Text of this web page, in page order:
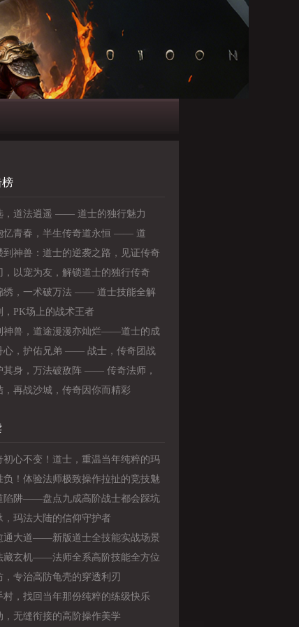
榜
，道法逍遥 —— 道士的独行魅力
忆青春，半生传奇道永恒 —— 道
家心中不变的情怀
到神兽：道士的逆袭之路，见证传奇
，以宠为友，解锁道士的独行传奇
绣，一术破万法 —— 道士技能全解
，PK场上的战术王者
神兽，道途漫漫亦灿烂——道士的成
情怀的传奇之路
心，护佑兄弟 —— 战士，传奇团战
神针》
其身，万法破敌阵 —— 传奇法师，
战场王者》
，再战沙城，传奇因你而精彩
初心不变！道士，重温当年纯粹的玛
负！体验法师极致操作拉扯的竞技魅
陷阱——盘点九成高阶战士都会踩坑
作陋习
，玛法大陆的信仰守护者
通大道——新版道士全技能实战场景
藏玄机——法师全系高阶技能全方位
，专治高防龟壳的穿透利刃
村，找回当年那份纯粹的练级快乐
，无缝衔接的高阶操作美学